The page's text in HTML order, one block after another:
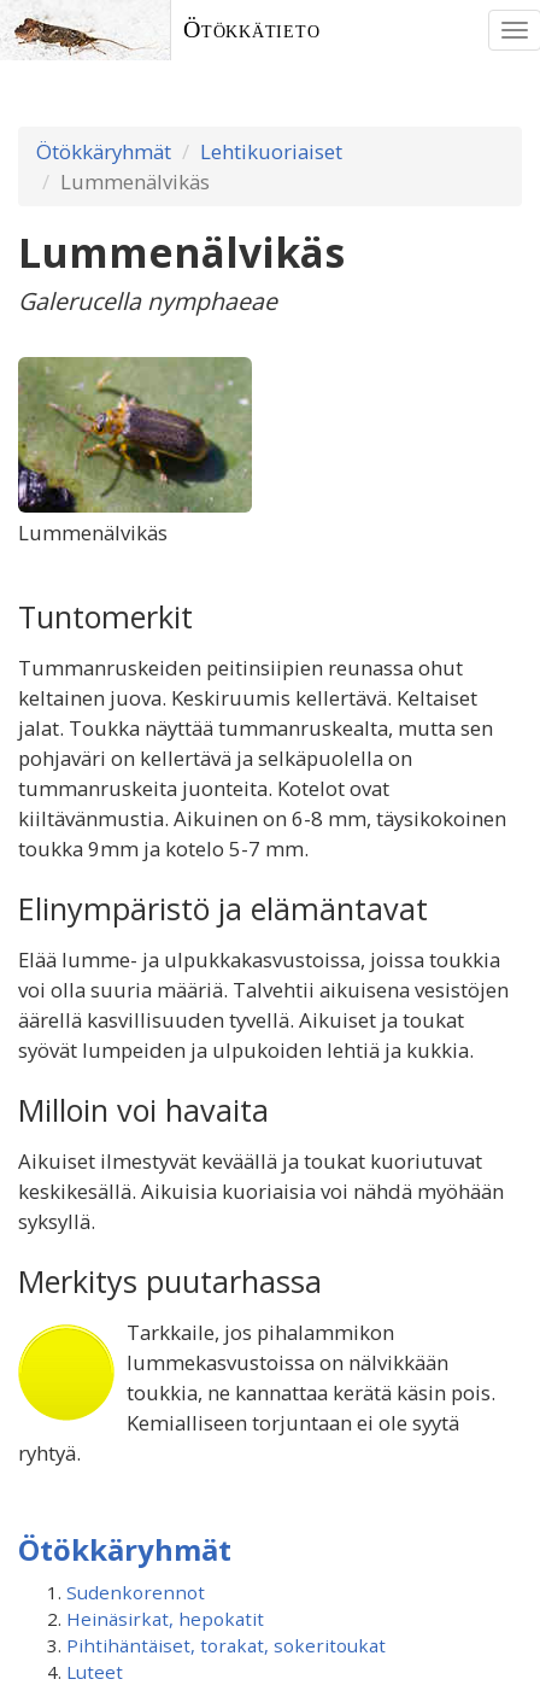
Ötökkätieto
Ötökkäryhmät
Lehtikuoriaiset
Lummenälvikäs
Lummenälvikäs
Galerucella nymphaeae
Lummenälvikäs
Tuntomerkit
Tummanruskeiden peitinsiipien reunassa ohut
keltainen juova. Keskiruumis kellertävä. Keltaiset
jalat. Toukka näyttää tummanruskealta, mutta sen
pohjaväri on kellertävä ja selkäpuolella on
tummanruskeita juonteita. Kotelot ovat
kiiltävänmustia. Aikuinen on 6-8 mm, täysikokoinen
toukka 9mm ja kotelo 5-7 mm.
Elinympäristö ja elämäntavat
Elää lumme- ja ulpukkakasvustoissa, joissa toukkia
voi olla suuria määriä. Talvehtii aikuisena vesistöjen
äärellä kasvillisuuden tyvellä. Aikuiset ja toukat
syövät lumpeiden ja ulpukoiden lehtiä ja kukkia.
Milloin voi havaita
Aikuiset ilmestyvät keväällä ja toukat kuoriutuvat
keskikesällä. Aikuisia kuoriaisia voi nähdä myöhään
syksyllä.
Merkitys puutarhassa
Tarkkaile, jos pihalammikon
lummekasvustoissa on nälvikkään
toukkia, ne kannattaa kerätä käsin pois.
Kemialliseen torjuntaan ei ole syytä
ryhtyä.
Ötökkäryhmät
Sudenkorennot
Heinäsirkat, hepokatit
Pihtihäntäiset, torakat, sokeritoukat
Luteet